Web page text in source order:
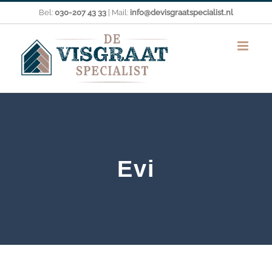
inhoud
Bel: 030-207 43 33 | Mail: info@devisgraatspecialist.nl
Evi